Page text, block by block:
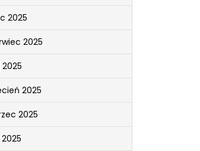
2025
2025
2025
2025